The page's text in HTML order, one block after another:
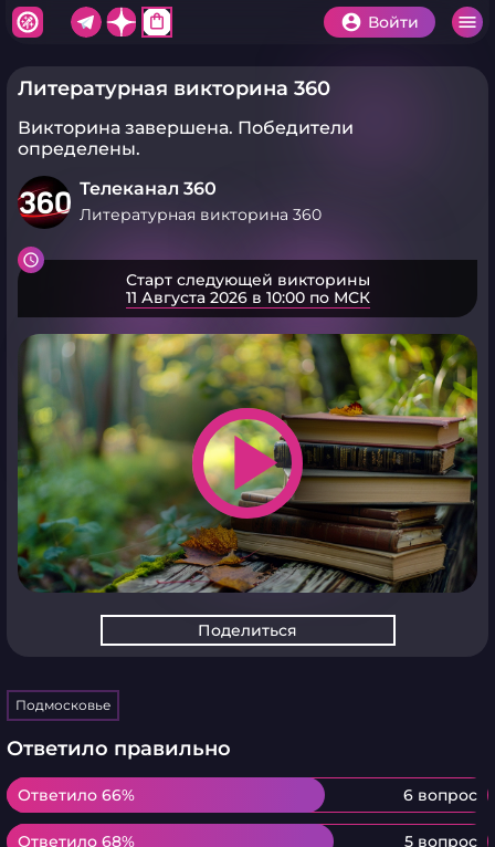
shopping_bag Войти
Литературная викторина 360
Викторина завершена. Победители
определены.
Телеканал 360
Литературная викторина 360
Старт следующей викторины
11 Августа 2026 в 10:00 по МСК
play_arrow
Поделиться
Подмосковье
Ответило правильно
Ответило 66% 6 вопрос
Ответило 66%
Ответило 68% 5 вопрос
Ответило 68%